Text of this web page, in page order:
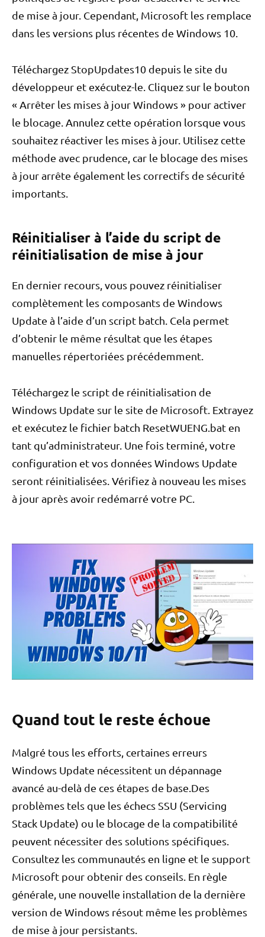
de mise à jour. Cependant, Microsoft les remplace
dans les versions plus récentes de Windows 10.
Téléchargez StopUpdates10 depuis le site du
développeur et exécutez-le. Cliquez sur le bouton
« Arrêter les mises à jour Windows » pour activer
le blocage. Annulez cette opération lorsque vous
souhaitez réactiver les mises à jour. Utilisez cette
méthode avec prudence, car le blocage des mises
à jour arrête également les correctifs de sécurité
importants.
Réinitialiser à l’aide du script de
réinitialisation de mise à jour
En dernier recours, vous pouvez réinitialiser
complètement les composants de Windows
Update à l’aide d’un script batch. Cela permet
d’obtenir le même résultat que les étapes
manuelles répertoriées précédemment.
Téléchargez le script de réinitialisation de
Windows Update sur le site de Microsoft. Extrayez
et exécutez le fichier batch ResetWUENG.bat en
tant qu’administrateur. Une fois terminé, votre
configuration et vos données Windows Update
seront réinitialisées. Vérifiez à nouveau les mises
à jour après avoir redémarré votre PC.
Quand tout le reste échoue
Malgré tous les efforts, certaines erreurs
Windows Update nécessitent un dépannage
avancé au-delà de ces étapes de base.Des
problèmes tels que les échecs SSU (Servicing
Stack Update) ou le blocage de la compatibilité
peuvent nécessiter des solutions spécifiques.
Consultez les communautés en ligne et le support
Microsoft pour obtenir des conseils. En règle
générale, une nouvelle installation de la dernière
version de Windows résout même les problèmes
de mise à jour persistants.